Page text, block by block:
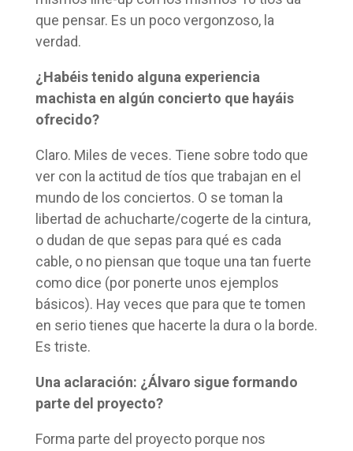
que pensar. Es un poco vergonzoso, la
verdad.
¿Habéis tenido alguna experiencia
machista en algún concierto que hayáis
ofrecido?
Claro. Miles de veces. Tiene sobre todo que
ver con la actitud de tíos que trabajan en el
mundo de los conciertos. O se toman la
libertad de achucharte/cogerte de la cintura,
o dudan de que sepas para qué es cada
cable, o no piensan que toque una tan fuerte
como dice (por ponerte unos ejemplos
básicos). Hay veces que para que te tomen
en serio tienes que hacerte la dura o la borde.
Es triste.
Una aclaración: ¿Álvaro sigue formando
parte del proyecto?
Forma parte del proyecto porque nos